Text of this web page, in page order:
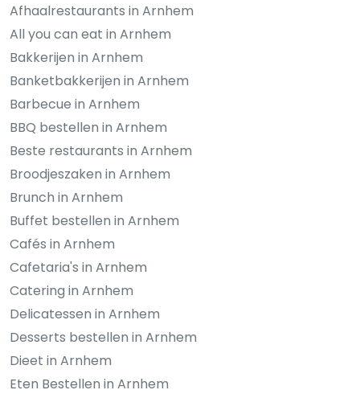
Afhaalrestaurants in Arnhem
All you can eat in Arnhem
Bakkerijen in Arnhem
Banketbakkerijen in Arnhem
Barbecue in Arnhem
BBQ bestellen in Arnhem
Beste restaurants in Arnhem
Broodjeszaken in Arnhem
Brunch in Arnhem
Buffet bestellen in Arnhem
Cafés in Arnhem
Cafetaria's in Arnhem
Catering in Arnhem
Delicatessen in Arnhem
Desserts bestellen in Arnhem
Dieet in Arnhem
Eten Bestellen in Arnhem